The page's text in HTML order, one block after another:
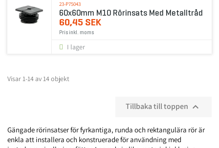
23-P75043
60x60mm M10 Rörinsats Med Metalltråd
60,45 SEK
Pris inkl. moms
I lager
Visar 1-14 av 14 objekt
Tillbaka till toppen 
Gängade rörinsatser för fyrkantiga, runda och rektangulära rör är
enkla att installera och konstruerade för användning med